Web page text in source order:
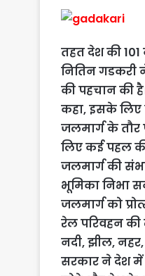
तहत देश की 101
नितिन गडकरी
की पहचान की
कहा, इसके लिए
जलमार्ग के तौर
लिए कई पहल
जलमार्ग की
भूमिका निभा
जलमार्ग को
रेल परिवहन
नदी, झील,
सरकार ने देश में